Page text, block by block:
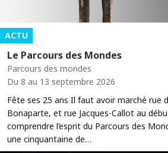
ACTU
Le Parcours des Mondes
Parcours des mondes
Du 8 au 13 septembre 2026
Fête ses 25 ans Il faut avoir marché rue
Bonaparte, et rue Jacques-Callot au
comprendre l’esprit du Parcours des
une cinquantaine de…